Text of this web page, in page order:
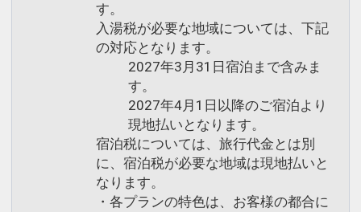
す。
入湯税が必要な地域については、下記
の対応となります。
2027年3月31日宿泊まで含みま
す。
2027年4月1日以降のご宿泊より
現地払いとなります。
宿泊税については、旅行代金とは別
に、宿泊税が必要な地域は現地払いと
なります。
・各プランの特色は、お客様の都合に